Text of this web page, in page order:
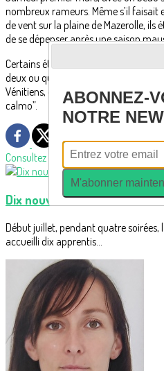
nombreux rameurs. Même s’il
de vent sur la plaine de Mazerolle,
de se dépenser après une saison
Certains étaient solitaires, mais la
deux ou quatre. On a même vu un
Vénitiens, quant à eux, n’étaient pas
calmo”.
Consultez également
Dix nouveaux rameurs
Début juillet, pendant quatre
accueilli dix apprentis...
ABONNEZ-
NOTRE
M'abonner